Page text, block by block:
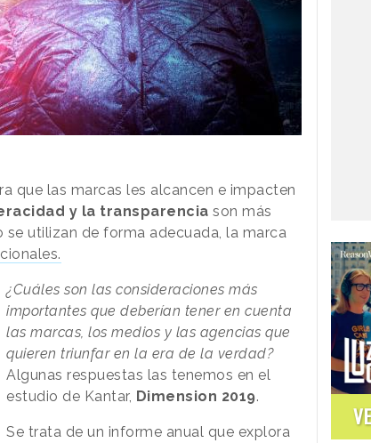
que las marcas les alcancen e impacten
y la transparencia son más
utilizan de forma adecuada, la marca
¿Cuáles son las consideraciones más
importantes que deberían tener en cuenta
las marcas, los medios y las agencias que
quieren triunfar en la era de la verdad?
Algunas respuestas las tenemos en el
estudio de Kantar, Dimension 2019.
Se trata de un informe anual que explora